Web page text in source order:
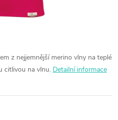
z nejjemnější merino vlny na teplé
citlivou na vlnu. Detailní informace